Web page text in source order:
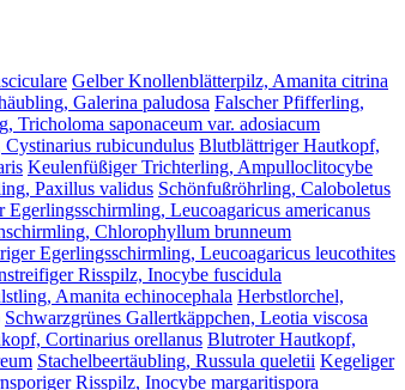
Gelber Knollenblätterpilz, Amanita citrina
Galerina paludosa Falscher Pfifferling,
Tricholoma saponaceum var. adosiacum
rubicundulus Blutblättriger Hautkopf,
Keulenfüßiger Trichterling, Ampulloclitocybe
Paxillus validus Schönfußröhrling, Caloboletus
Egerlingsschirmling, Leucoagaricus americanus
Chlorophyllum brunneum
Egerlingsschirmling, Leucoagaricus leucothites
Risspilz, Inocybe fuscidula
Amanita echinocephala Herbstlorchel,
Schwarzgrünes Gallertkäppchen, Leotia viscosa
Cortinarius orellanus Blutroter Hautkopf,
Stachelbeertäubling, Russula queletii Kegeliger
Risspilz, Inocybe margaritispora